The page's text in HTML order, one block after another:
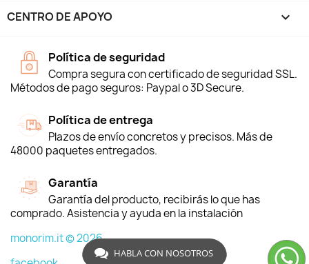
CENTRO DE APOYO 
Política de seguridad
Compra segura con certificado de seguridad SSL.
Métodos de pago seguros: Paypal o 3D Secure.
Política de entrega
Plazos de envío concretos y precisos. Más de
48000 paquetes entregados.
Garantía
Garantía del producto, recibirás lo que has
comprado. Asistencia y ayuda en la instalación
monorim.it © 2026
HABLA CON NOSOTROS